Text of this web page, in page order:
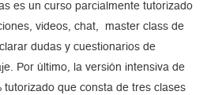
es un curso parcialmente tutorizado
videos, chat, master class de
dudas y cuestionarios de
Por último, la versión intensiva de
tutorizado que consta de tres clases